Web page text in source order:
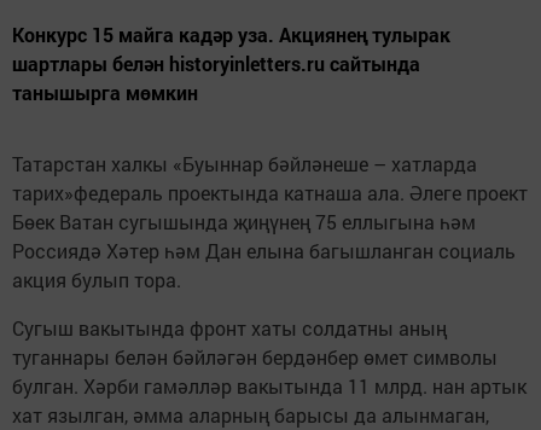
Конкурс 15 майга кадәр уза. Акциянең тулырак
шартлары белән historyinletters.ru сайтында
танышырга мөмкин
Татарстан халкы «Буыннар бәйләнеше – хатларда
тарих»федераль проектында катнаша ала. Әлеге проект
Бөек Ватан сугышында җиңүнең 75 еллыгына һәм
Россиядә Хәтер һәм Дан елына багышланган социаль
акция булып тора.
Сугыш вакытында фронт хаты солдатны аның
туганнары белән бәйләгән бердәнбер өмет символы
булган. Хәрби гамәлләр вакытында 11 млрд. нан артык
хат язылган, әмма аларның барысы да алынмаган,